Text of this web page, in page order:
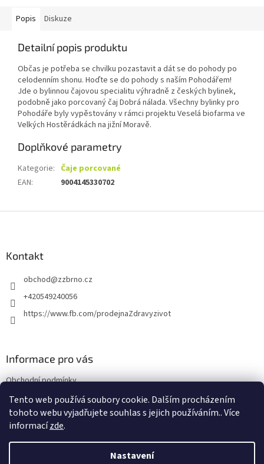
Tento web používá soubory cookie. Dalším procházením
tohoto webu vyjadřujete souhlas s jejich používáním.. Více
informacízde.
Nastavení
Popis Diskuze
Detailní popis produktu
Občas je potřeba se chvilku pozastavit a dát se do pohody po
celodenním shonu. Hoďte se do pohody s naším Pohodářem!
Jde o bylinnou čajovou specialitu výhradně z českých bylinek,
podobně jako porcovaný čaj Dobrá nálada. Všechny bylinky pro
Pohodáře byly vypěstovány v rámci projektu Veselá biofarma ve
Velkých Hostěrádkách na jižní Moravě.
Doplňkové parametry
Kategorie: Čaje porcované
EAN: 9004145330702
Kontakt
obchod@zzbrno.cz
+420549240056
https://www.fb.com/prodejnaZdravyzivot
Informace pro vás
Obchodní podmínky
Podmínky ochrany osobních údajů